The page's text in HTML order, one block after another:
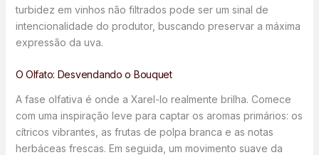
turbidez em vinhos não filtrados pode ser um sinal de
intencionalidade do produtor, buscando preservar a máxima
expressão da uva.
O Olfato: Desvendando o Bouquet
A fase olfativa é onde a Xarel-lo realmente brilha. Comece
com uma inspiração leve para captar os aromas primários: os
cítricos vibrantes, as frutas de polpa branca e as notas
herbáceas frescas. Em seguida, um movimento suave da